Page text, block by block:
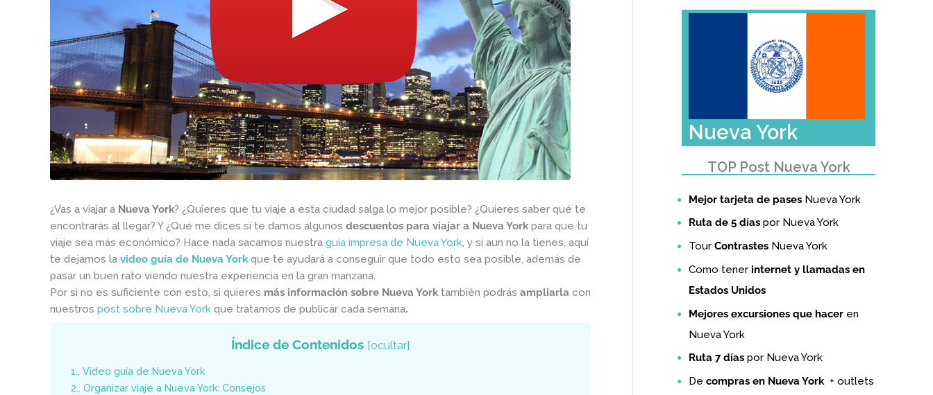
¿Vas a viajar a Nueva York? ¿Quieres que tu viaje a esta ciudad salga lo mejor posible? ¿Quieres saber qué te
encontrarás al llegar? Y ¿Qué me dices si te damos algunos descuentos para viajar a Nueva York para que tu
viaje sea más económico? Hace nada sacamos nuestra guía impresa de Nueva York, y si aun no la tienes, aquí
te dejamos la video guía de Nueva Yorkque te ayudará a conseguir que todo esto sea posible, además de
pasar un buen rato viendo nuestra experiencia en la gran manzana.
Por si no es suficiente con esto, si quieres más información sobre Nueva York también podrás ampliarla con
nuestros post sobre Nueva York que tratamos de publicar cada semana.
Índice de Contenidos [ocultar]
1. Video guía de Nueva York
2. Organizar viaje a Nueva York: Consejos
Nueva York
TOP Post Nueva York
Mejor tarjeta de pases Nueva York
Ruta de 5 días por Nueva York
Tour Contrastes Nueva York
Como tener internet y llamadas en
Estados Unidos
Mejores excursiones que hacer en
Nueva York
Ruta 7 días por Nueva York
De compras en Nueva York+ outlets